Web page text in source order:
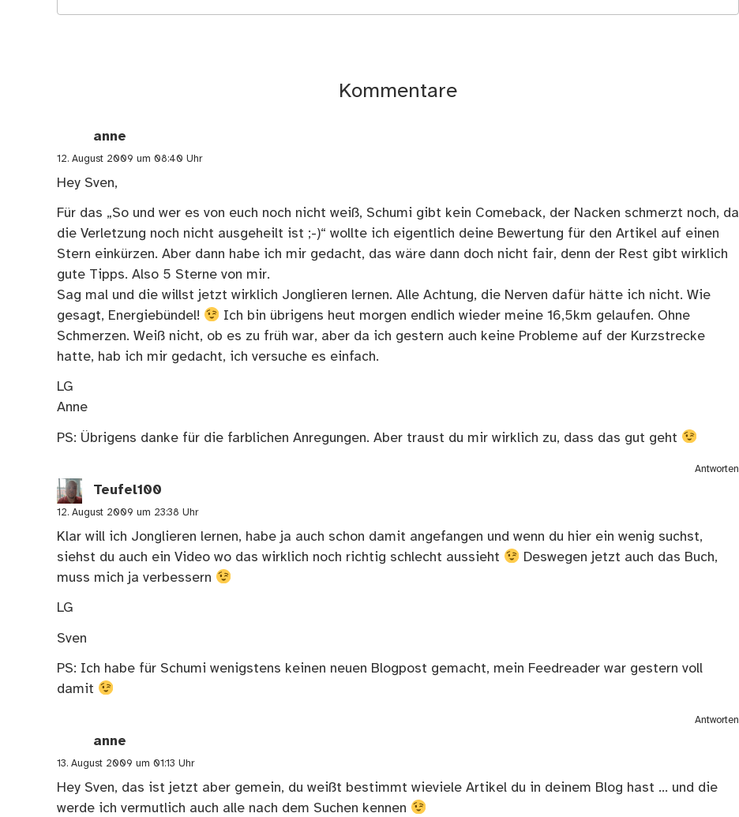
Kommentare
anne
12. August 2009 um 08:40 Uhr
Hey Sven,
Für das „So und wer es von euch noch nicht weiß, Schumi gibt kein Comeback, der Nacken schmerzt noch, da
die Verletzung noch nicht ausgeheilt ist ;-)“ wollte ich eigentlich deine Bewertung für den Artikel auf einen
Stern einkürzen. Aber dann habe ich mir gedacht, das wäre dann doch nicht fair, denn der Rest gibt wirklich
gute Tipps. Also 5 Sterne von mir.
Sag mal und die willst jetzt wirklich Jonglieren lernen. Alle Achtung, die Nerven dafür hätte ich nicht. Wie
gesagt, Energiebündel!
Ich bin übrigens heut morgen endlich wieder meine 16,5km gelaufen. Ohne
Schmerzen. Weiß nicht, ob es zu früh war, aber da ich gestern auch keine Probleme auf der Kurzstrecke
hatte, hab ich mir gedacht, ich versuche es einfach.
LG
Anne
PS: Übrigens danke für die farblichen Anregungen. Aber traust du mir wirklich zu, dass das gut geht
Antworten
Teufel100
12. August 2009 um 23:38 Uhr
Klar will ich Jonglieren lernen, habe ja auch schon damit angefangen und wenn du hier ein wenig suchst,
siehst du auch ein Video wo das wirklich noch richtig schlecht aussieht
Deswegen jetzt auch das Buch,
muss mich ja verbessern
LG
Sven
PS: Ich habe für Schumi wenigstens keinen neuen Blogpost gemacht, mein Feedreader war gestern voll
damit
Antworten
anne
13. August 2009 um 01:13 Uhr
Hey Sven, das ist jetzt aber gemein, du weißt bestimmt wieviele Artikel du in deinem Blog hast … und die
werde ich vermutlich auch alle nach dem Suchen kennen